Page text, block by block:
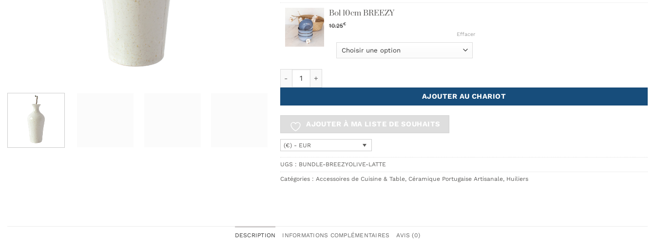
Bol 10cm BREEZY
10.25€
Effacer
AJOUTER AU CHARIOT
AJOUTER À MA LISTE DE SOUHAITS
(€) - EUR
UGS : BUNDLE-BREEZYOLIVE-LATTE
Catégories : Accessoires de Cuisine & Table, Céramique Portugaise Artisanale, Huiliers
DESCRIPTION INFORMATIONS COMPLÉMENTAIRES AVIS (0)